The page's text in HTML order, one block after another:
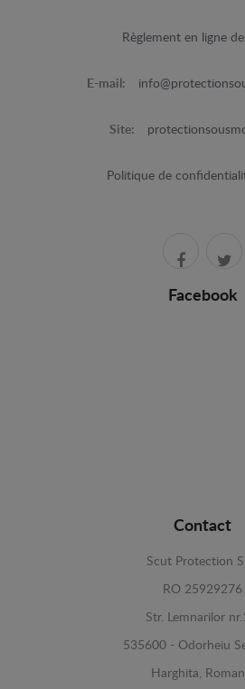
Règlement en ligne
E-mail:
Site:
Politique de
Facebook
Contact
Scut Protection
RO 25929276
Str. Lemnarilor
535600 - Odorheiu
Harghita,